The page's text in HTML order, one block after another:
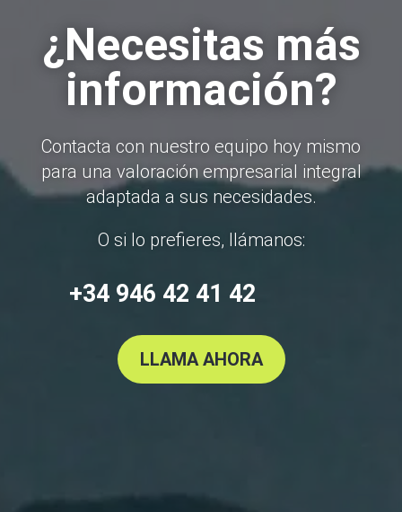
¿Necesitas más
información?
Contacta con nuestro equipo hoy mismo
para una valoración empresarial integral
adaptada a sus necesidades.
O si lo prefieres, llámanos:
+34 946 42 41 42
LLAMA AHORA